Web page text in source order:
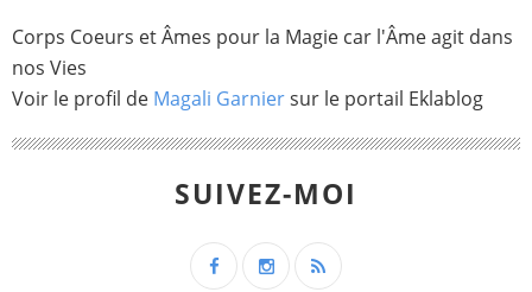
Corps Coeurs et Âmes pour la Magie car l'Âme agit dans
nos Vies
Voir le profil de Magali Garniersur le portail Eklablog
SUIVEZ-MOI